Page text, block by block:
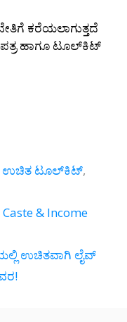
ಕರೆಯಲಾಗುತ್ತದೆ
ಹಾಗೂ ಟೂಲ್‌ಕಿಟ್
ಉಚಿತ ಟೂಲ್‌ಕಿಟ್,
& Income
ಉಚಿತವಾಗಿ ಲೈವ್